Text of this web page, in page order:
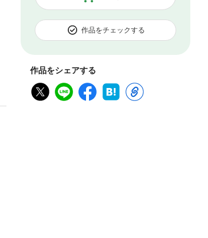
作品をチェックする
作品をシェアする